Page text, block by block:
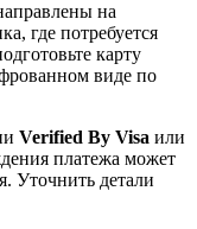
на
где потребуется
карту
виде по
Verified By Visa или
платежа может
Уточнить детали